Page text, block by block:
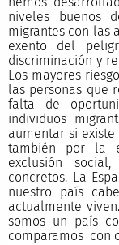
niveles buenos
migrantes con las
exento del
discriminación y
Los mayores
las personas que
falta de
individuos
aumentar si
también por la
exclusión
concretos. La
nuestro país
actualmente
somos un país
comparamos con